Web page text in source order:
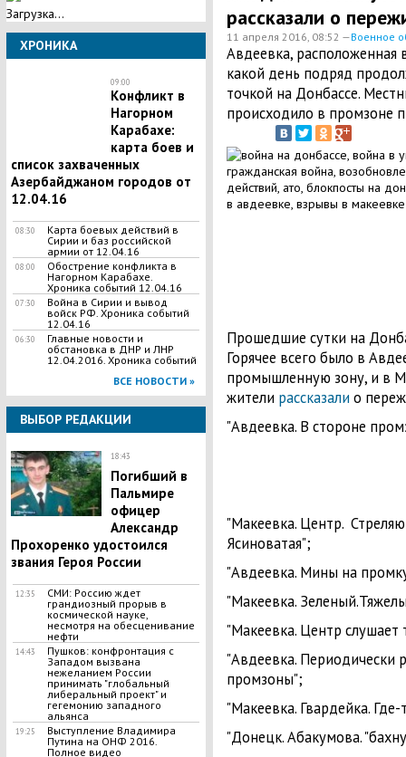
Загрузка...
ХРОНИКА
09:00
Конфликт в
Нагорном
Карабахе:
карта боев и
список захваченных
Азербайджаном городов от
12.04.16
08:30
Карта боевых действий в
Сирии и баз российской
армии от 12.04.16
08:00
Обострение конфликта в
Нагорном Карабахе.
Хроника событий 12.04.16
07:30
Война в Сирии и вывод
войск РФ. Хроника событий
12.04.16
06:30
Главные новости и
обстановка в ДНР и ЛНР
12.04.2016. Хроника событий
ВСЕ НОВОСТИ »
ВЫБОР РЕДАКЦИИ
18:43
Погибший в
Пальмире
офицер
Александр
Прохоренко удостоился
звания Героя России
12:35
СМИ: Россию ждет
грандиозный прорыв в
космической науке,
несмотря на обесценивание
нефти
14:43
Пушков: конфронтация с
Западом вызвана
нежеланием России
принимать "глобальный
либеральный проект" и
гегемонию западного
альянса
19:25
Выступление Владимира
Путина на ОНФ 2016.
Полное видео
рассказали о
11 апреля 2016, 08:52 —Военное
Авдеевка, расположенная
какой день подряд
точкой на Донбассе.
происходило в промзоне
Прошедшие сутки на
Горячее всего было в
промышленную зону, и в
жители рассказали о
"Авдеевка. В стороне
"Макеевка. Центр.
Ясиноватая";
"Авдеевка. Мины на
"Макеевка.
"Макеевка. Центр
"Авдеевка. Периодически
промзоны";
"Макеевка. Гвардейка.
"Донецк. Абакумова.